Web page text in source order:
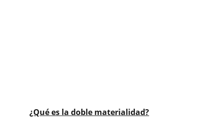
¿Qué es la doble materialidad?